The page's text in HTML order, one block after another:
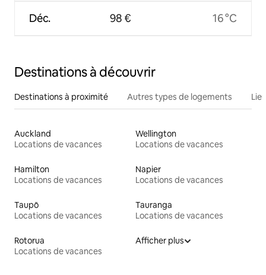
Déc. 98 € 16 °C
Destinations à découvrir
Destinations à proximité Autres types de logements
Auckland
Locations de vacances
Wellington
Locations de vacances
Hamilton
Locations de vacances
Napier
Locations de vacances
Taupō
Locations de vacances
Tauranga
Locations de vacances
Rotorua
Locations de vacances
Afficher plus